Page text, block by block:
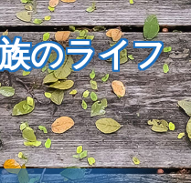
のライフ